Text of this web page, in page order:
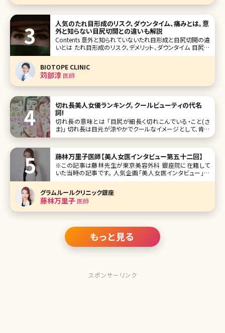
人気のたれ目形成のリスク、ダウンタイム、痛みとは。意
外と知らない目尻切開との違いも解説
Contents 意外と知られていないたれ目形成と目尻切開の違
いとは たれ目形成のリスク、デメリット、ダウンタイム 目尻切
開のリスク、デメリット、ダウンタイム たれ目形成と併用する
成は当院でもよく行っている手術です
BIOTOPE CLINIC
苅部淳医師
切れ長美人女優ランキング。クールビューティの代名
詞!
切れ長の意味とは 「目尻が細長く切れこんでいる・こと(さ
ま)」 切れ長は目元が涼やかでクールなイメージとして、肯定
的な意味合いとして用いられることが多い形容詞です。 目尻
藤林万里子医師【美人女医インタビュー第五十二回】
※この記事は藤林先生が東京美容外科 銀座院に在籍して
いた当時の記事です。 人気企画「美人女医インタビュー」第
五十二回は東京美容外科銀座院院長、藤林万里子（ふじばや
師を諦め、一般企業へ就職。医師になりたい思いが再び強く
なり、大学を
グラムルールクリニック銀座
藤林万里子医師
もっと見る
スポンサーリンク